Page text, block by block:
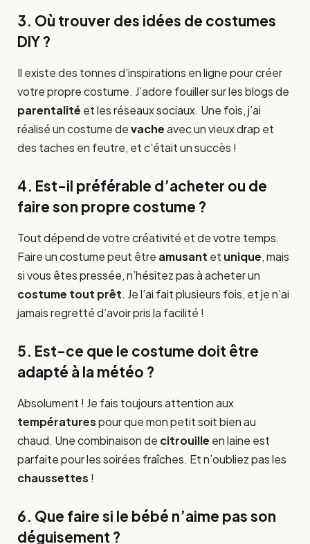
3. Où trouver des idées de costumes
DIY ?
Il existe des tonnes d’inspirations en ligne pour créer
votre propre costume. J’adore fouiller sur les blogs de
parentalité et les réseaux sociaux. Une fois, j’ai
réalisé un costume devacheavec un vieux drap et
des taches en feutre, et c’était un succès !
4. Est-il préférable d’acheter ou de
faire son propre costume ?
Tout dépend de votre créativité et de votre temps.
Faire un costume peut être amusant et unique, mais
si vous êtes pressée, n’hésitez pas à acheter un
costume tout prêt. Je l’ai fait plusieurs fois, et je n’ai
jamais regretté d’avoir pris la facilité !
5. Est-ce que le costume doit être
adapté à la météo ?
Absolument ! Je fais toujours attention aux
températurespour que mon petit soit bien au
chaud. Une combinaison de citrouille en laine est
parfaite pour les soirées fraîches. Et n’oubliez pas les
chaussettes !
6. Que faire si le bébé n’aime pas son
déguisement ?